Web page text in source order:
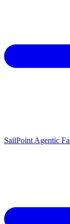
SailPoint Agentic